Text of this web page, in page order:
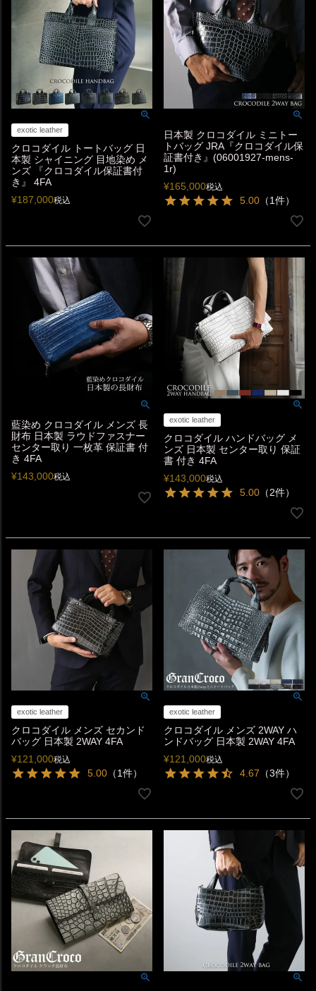
exotic leather
クロコダイル トートバッグ 日
本製 シャイニング 目地染め メ
ンズ 『クロコダイル保証書付
き』 4FA
¥187,000税込
日本製 クロコダイル ミニトー
トバッグ JRA『クロコダイル保
証書付き』(06001927-mens-
1r)
¥165,000税込
5.00 （1件）
藍染め クロコダイル メンズ 長
財布 日本製 ラウドファスナー
センター取り 一枚革 保証書 付
き 4FA
¥143,000税込
exotic leather
クロコダイル ハンドバッグ メ
ンズ 日本製 センター取り 保証
書 付き 4FA
¥143,000税込
5.00 （2件）
exotic leather
クロコダイル メンズ セカンド
バッグ 日本製 2WAY 4FA
¥121,000税込
5.00 （1件）
exotic leather
クロコダイル メンズ 2WAY ハ
ンドバッグ 日本製 2WAY 4FA
¥121,000税込
4.67 （3件）